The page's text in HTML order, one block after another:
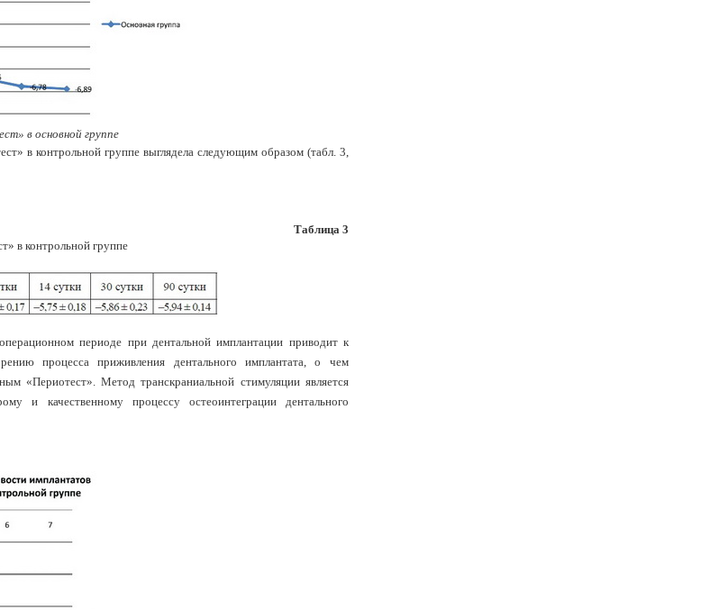
в основной группе
в контрольной группе выглядела следующим образом (табл. 3,
Таблица 3
в контрольной группе
периоде при дентальной имплантации приводит к
процесса приживления дентального имплантата, о чем
«Периотест». Метод транскраниальной стимуляции является
и качественному процессу остеоинтеграции дентального